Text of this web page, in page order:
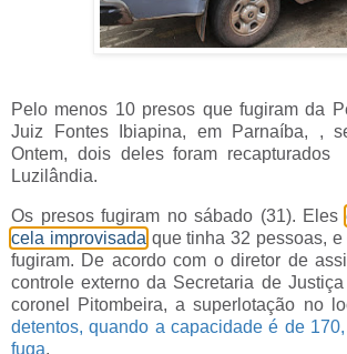
Pelo menos 10 presos que fugiram da
Juiz Fontes Ibiapina, em Parnaíba, ,
Ontem, dois deles foram
Luzilândia.
Os presos fugiram no sábado (31). Eles
cela improvisadaque tinha 32 pessoas, e
fugiram. De acordo com o diretor de
controle externo da Secretaria de
coronel Pitombeira, a superlotação no
detentos, quando a capacidade é de
fuga.